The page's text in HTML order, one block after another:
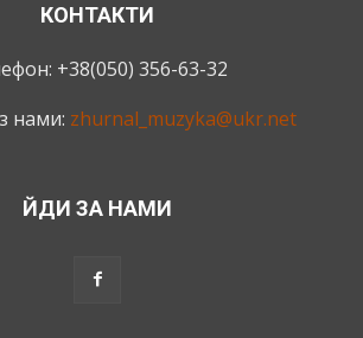
КОНТАКТИ
+38(050) 356-63-32
нами: zhurnal_muzyka@ukr.net
ЙДИ ЗА НАМИ